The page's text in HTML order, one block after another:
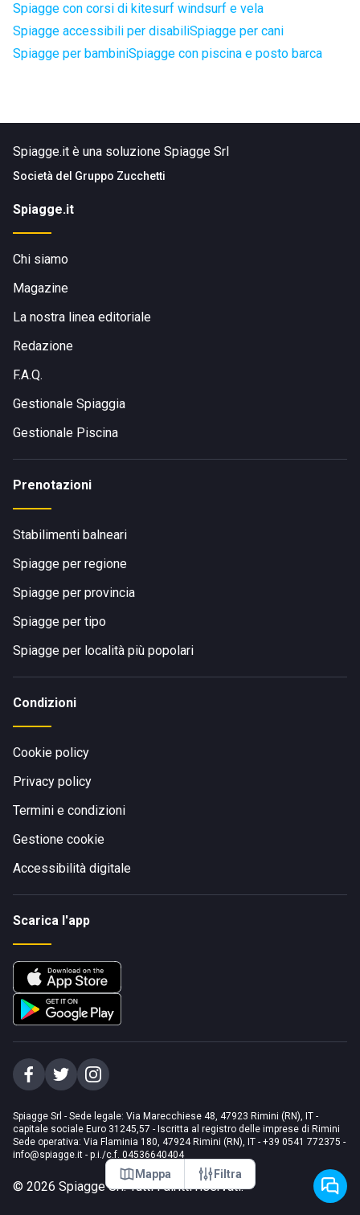
Mappa Filtra
Spiagge con corsi di kitesurf windsurf e vela
Spiagge accessibili per disabiliSpiagge per cani
Spiagge per bambiniSpiagge con piscina e posto barca
Spiagge.it è una soluzione Spiagge Srl
Società del Gruppo Zucchetti
Spiagge.it
Chi siamo
Magazine
La nostra linea editoriale
Redazione
F.A.Q.
Gestionale Spiaggia
Gestionale Piscina
Prenotazioni
Stabilimenti balneari
Spiagge per regione
Spiagge per provincia
Spiagge per tipo
Spiagge per località più popolari
Condizioni
Cookie policy
Privacy policy
Termini e condizioni
Gestione cookie
Accessibilità digitale
Scarica l'app
Spiagge Srl - Sede legale: Via Marecchiese 48, 47923 Rimini (RN), IT -
capitale sociale Euro 31245,57 - Iscritta al registro delle imprese di Rimini
Sede operativa: Via Flaminia 180, 47924 Rimini (RN), IT - +39 0541 772375 -
info@spiagge.it - p.i./c.f. 04536640404
© 2026 Spiagge Srl. Tutti i diritti riservati.